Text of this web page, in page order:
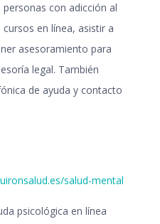
con adicción al
en línea, asistir a
asesoramiento para
legal. También
de ayuda y contacto
salud-mental
psicológica en línea